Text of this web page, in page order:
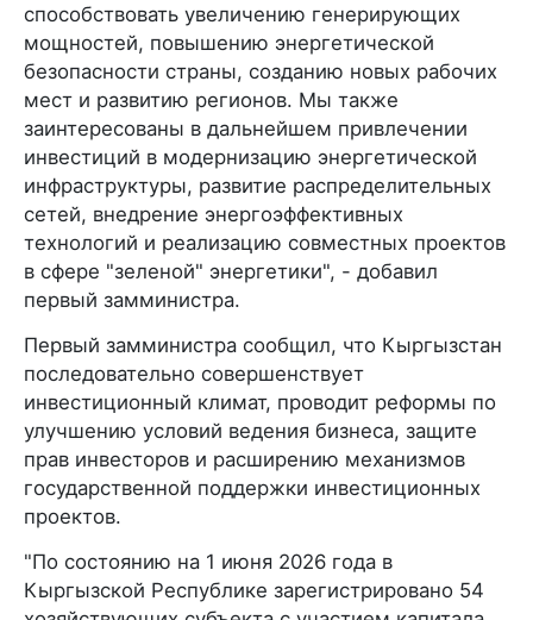
способствовать увеличению генерирующих
мощностей, повышению энергетической
безопасности страны, созданию новых рабочих
мест и развитию регионов. Мы также
заинтересованы в дальнейшем привлечении
инвестиций в модернизацию энергетической
инфраструктуры, развитие распределительных
сетей, внедрение энергоэффективных
технологий и реализацию совместных проектов
в сфере "зеленой" энергетики", - добавил
первый замминистра.
Первый замминистра сообщил, что Кыргызстан
последовательно совершенствует
инвестиционный климат, проводит реформы по
улучшению условий ведения бизнеса, защите
прав инвесторов и расширению механизмов
государственной поддержки инвестиционных
проектов.
"По состоянию на 1 июня 2026 года в
Кыргызской Республике зарегистрировано 54